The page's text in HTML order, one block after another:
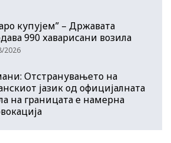
купујем” – Државата
990 хаварисани возила
2026
Отстранувањето на
јазик од официјалната
на границата е намерна